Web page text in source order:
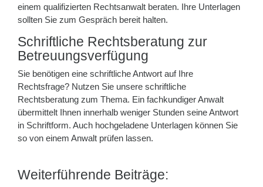
einem qualifizierten Rechtsanwalt beraten. Ihre Unterlagen
sollten Sie zum Gespräch bereit halten.
Schriftliche Rechtsberatung zur
Betreuungsverfügung
Sie benötigen eine schriftliche Antwort auf Ihre
Rechtsfrage? Nutzen Sie unsere schriftliche
Rechtsberatung zum Thema. Ein fachkundiger Anwalt
übermittelt Ihnen innerhalb weniger Stunden seine Antwort
in Schriftform. Auch hochgeladene Unterlagen können Sie
so von einem Anwalt prüfen lassen.
Weiterführende Beiträge: